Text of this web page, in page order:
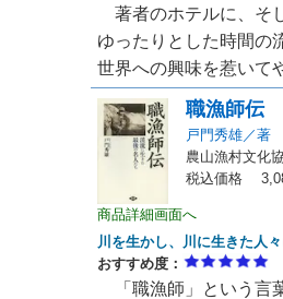
著者のホテルに、そ
ゆったりとした時間の
世界への興味を惹いて
職漁師伝
戸門秀雄／著
農山漁村文化
税込価格
商品詳細画面へ
川を生かし、川に生きた人々
おすすめ度：
「職漁師」という言